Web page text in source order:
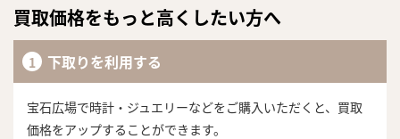
買取価格をもっと高くしたい方へ
下取りを利用する
宝石広場で時計・ジュエリーなどをご購入いただくと、買取
価格をアップすることができます。